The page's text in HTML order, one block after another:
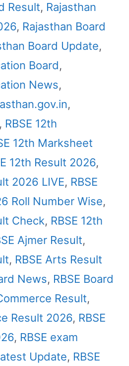
Result, Rajasthan
, Rajasthan Board
Board Update,
Board,
News,
,
, RBSE 12th
12th Marksheet
12th Result 2026,
2026 LIVE, RBSE
Roll Number Wise,
Check, RBSE 12th
Ajmer Result,
, RBSE Arts Result
News, RBSE Board
Result,
Result 2026, RBSE
, RBSE exam
Update, RBSE